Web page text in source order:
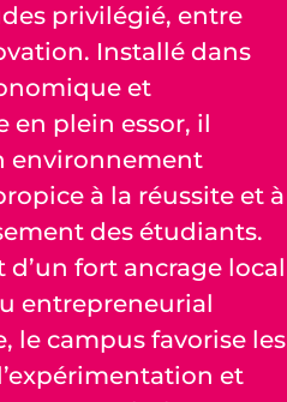
privilégié, entre
Installé dans
et
en plein essor, il
environnement
à la réussite et à
des étudiants.
d’un fort ancrage local
entrepreneurial
le campus favorise les
et